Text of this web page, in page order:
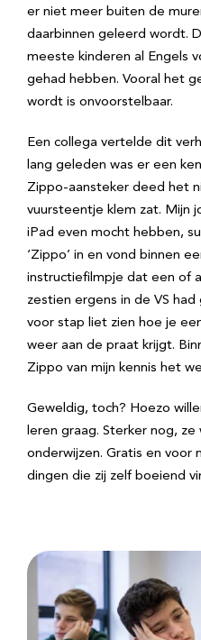
er niet meer buiten de
daarbinnen geleerd wordt.
meeste kinderen al Engels
gehad hebben. Vooral het
wordt is onvoorstelbaar.
Een collega vertelde dit
lang geleden was er een
Zippo-aansteker deed het
vuursteentje klem zat. Mijn
iPad even mocht hebben,
‘Zippo’ in en vond binnen
instructiefilmpje dat een of
zestien ergens in de VS
voor stap liet zien hoe je
weer aan de praat krijgt.
Zippo van mijn kennis het
Geweldig, toch? Hoezo
leren graag. Sterker nog,
onderwijzen. Gratis en voor
dingen die zij zelf boeiend